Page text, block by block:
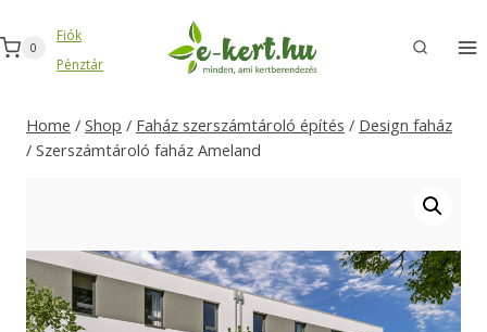
to
content
0
Fiók
Pénztár
Home / Shop / Faház szerszámtároló építés / Design faház
/ Szerszámtároló faház Ameland